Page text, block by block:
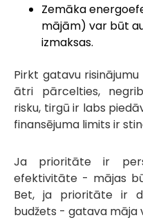
Zemāka
mājām) var būt
izmaksas.
Pirkt gatavu
ātri pārcelties,
risku, tirgū ir labs
finansējuma limits ir
Ja prioritāte ir
efektivitāte - mājas
Bet, ja prioritāte ir
budžets - gatava māja